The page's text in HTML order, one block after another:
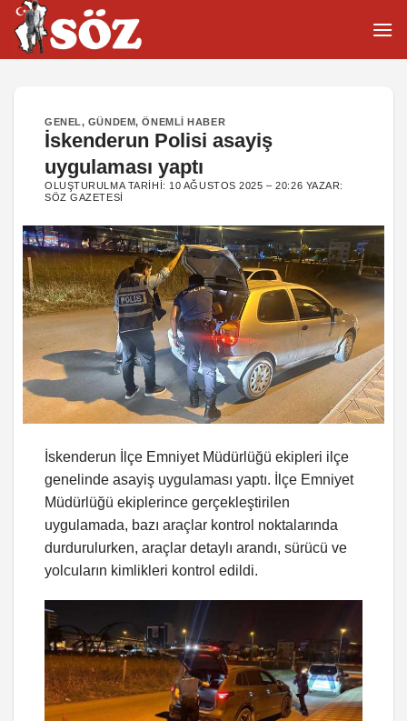
İçeriğe
atla
GENEL, GÜNDEM,ÖNEMLI HABER
İskenderun Polisi asayiş
uygulaması yaptı
OLUŞTURULMA TARIHI: 10 AĞUSTOS 2025 – 20:26 YAZAR:
SÖZ GAZETESI
İskenderun İlçe Emniyet Müdürlüğü ekipleri ilçe
genelinde asayiş uygulaması yaptı. İlçe Emniyet
Müdürlüğü ekiplerince gerçekleştirilen
uygulamada, bazı araçlar kontrol noktalarında
durdurulurken, araçlar detaylı arandı, sürücü ve
yolcuların kimlikleri kontrol edildi.